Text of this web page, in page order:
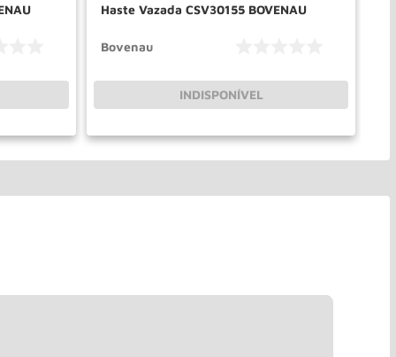
Haste Vazada CSV30155 BOVENAU
Bovenau
INDISPONÍVEL